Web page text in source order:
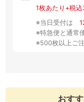
1枚あたり+税
※当日受付は
※特急便と通常
※500枚以上ご
おす